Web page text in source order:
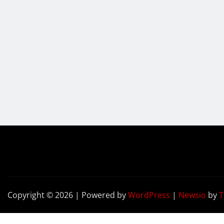
Copyright © 2026 | Powered byWordPress | Newsio by